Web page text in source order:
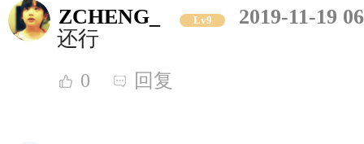
ZCHENG_ Lv9
2019-11-19
还行
0 回复